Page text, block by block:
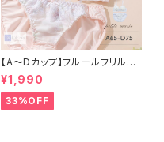
【A〜Dカップ】フルールフリルシ
フォン ブラ＆ショーツ
¥1,990
33%OFF